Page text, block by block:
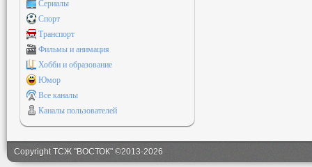
Сериалы
Спорт
Транспорт
Фильмы и анимация
Хобби и образование
Юмор
Все каналы
Каналы пользователей
Copyright ТСЖ "ВОСТОК" ©2013-2026